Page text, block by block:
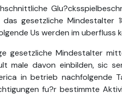
das gesetzliche
Us werden im uberfluss
gesetzliche Mindestalter
male davon einbilden, sic
in betrieb nachfolgende
fu?r bestimmte